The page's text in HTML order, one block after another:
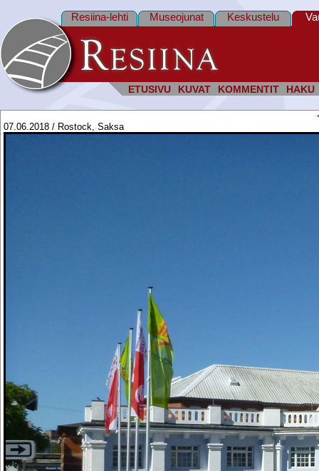
ETUSIVU KUVAT KOMMENTIT HAKU
Resiina-lehti Museojunat Keskustelu
07.06.2018 / Rostock, Saksa